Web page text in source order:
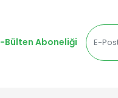
Bülten Aboneliği